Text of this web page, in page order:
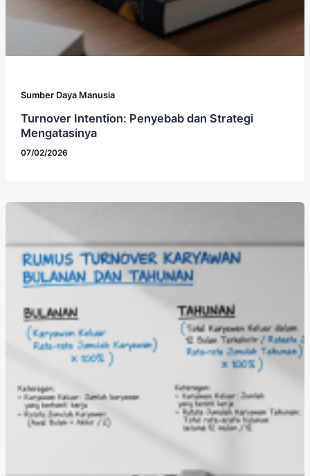
Sumber Daya Manusia
Turnover Intention: Penyebab dan Strategi
Mengatasinya
07/02/2026